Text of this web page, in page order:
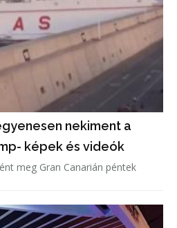
nekiment a
képek és videók
meg Gran Canarián péntek